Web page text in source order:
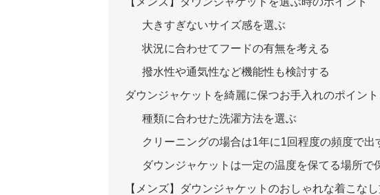
大きすぎないサイズ感を選ぶ
状況に合わせてフードの有無を考える
撥水性や通気性など機能性も検討する
ダウンジャケットを綺麗に保つお手入れのポイント
種類に合わせた洗濯方法を選ぶ
クリーニングの場合は1年に1回程度の頻度で出
ダウンジャケットは一定の温度を保てる場所で
【メンズ】ダウンジャケットのおしゃれな着こな